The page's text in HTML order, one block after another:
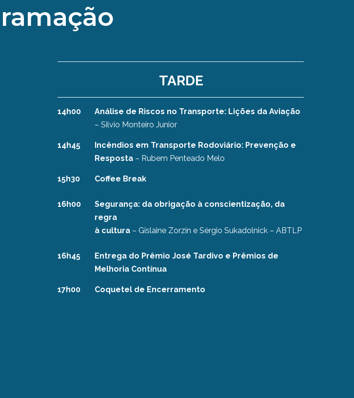
TARDE
14h00
Análise de Riscos no Transporte: Lições da Aviação
– Silvio Monteiro Junior
14h45
Incêndios em Transporte Rodoviário: Prevenção e
Resposta– Rubem Penteado Melo
15h30 Coffee Break
16h00
Segurança: da obrigação à conscientização, da
regra
à cultura– Gislaine Zorzin e Sérgio Sukadolnick – ABTLP
16h45
Entrega do Prêmio José Tardivo e Prêmios de
Melhoria Contínua
17h00 Coquetel de Encerramento